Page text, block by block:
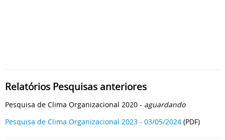
Relatórios Pesquisas anteriores
Pesquisa de Clima Organizacional 2020 - aguardando
Pesquisa de Clima Organizacional 2023 - 03/05/2024 (PDF)